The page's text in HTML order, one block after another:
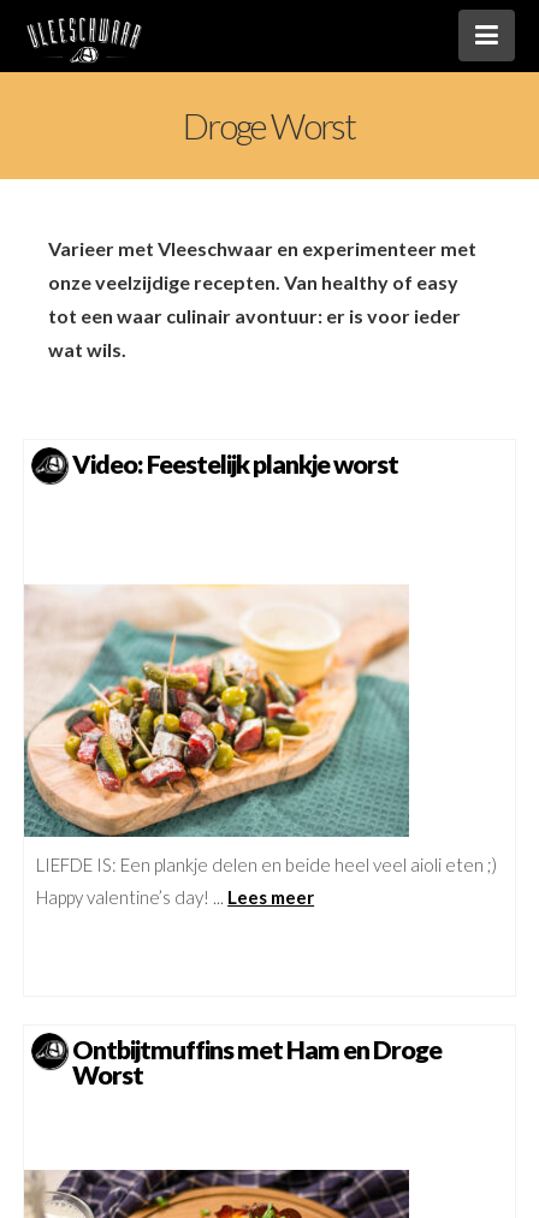
Droge Worst
Varieer met Vleeschwaar en experimenteer met
onze veelzijdige recepten. Van healthy of easy
tot een waar culinair avontuur: er is voor ieder
wat wils.
Video: Feestelijk plankje worst
LIEFDE IS: Een plankje delen en beide heel veel aioli eten ;)
Happy valentine’s day! ... Lees meer
Ontbijtmuffins met Ham en Droge
Worst